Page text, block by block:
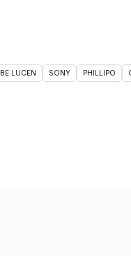
BE LUCEN SONY PHILLIPO